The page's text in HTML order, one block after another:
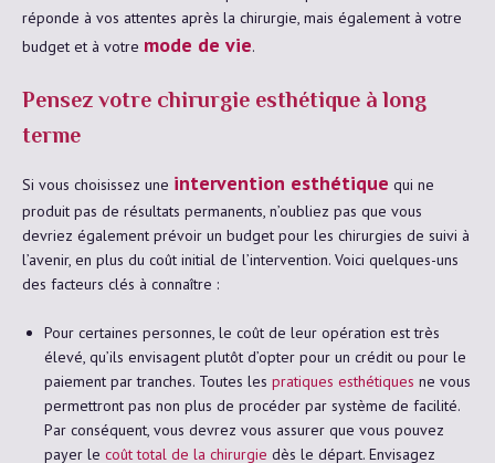
réponde à vos attentes après la chirurgie, mais également à votre
budget et à votre mode de vie.
Pensez votre chirurgie esthétique à long
terme
Si vous choisissez une intervention esthétique qui ne
produit pas de résultats permanents, n’oubliez pas que vous
devriez également prévoir un budget pour les chirurgies de suivi à
l’avenir, en plus du coût initial de l’intervention. Voici quelques-uns
des facteurs clés à connaître :
Pour certaines personnes, le coût de leur opération est très
élevé, qu’ils envisagent plutôt d’opter pour un crédit ou pour le
paiement par tranches. Toutes les pratiques esthétiques ne vous
permettront pas non plus de procéder par système de facilité.
Par conséquent, vous devrez vous assurer que vous pouvez
payer le coût total de la chirurgie dès le départ. Envisagez